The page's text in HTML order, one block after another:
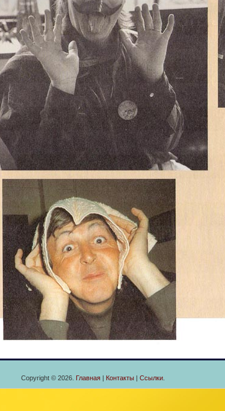
Copyright © 2026. Главная| Контакты| Ссылки.